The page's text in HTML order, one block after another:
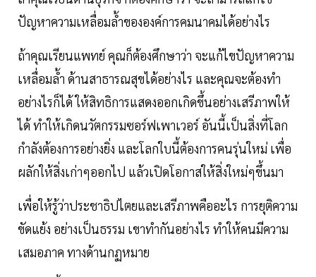
ปัญหาความเหลื่อมล้ำขององค์การคมนาคมได้อย่างไร
ถ้าคุณเรียนแพทย์ คุณก็ต้องศึกษาว่า จะแก้ไขปัญหาความ
เหลื่อมล้ำ ด้านสาธารณสุขได้อย่างไร และคุณจะต้องทำ
อย่างไรก็ได้ ให้สิทธิการแสดงออกเกิดขึ้นอย่างเสรีภาพให้
ได้ ทำให้เกิดนวัตกรรมซอร์ฟเพาเวอร์ อันนี้เป็นสิ่งที่โลก
กำลังต้องการอย่างยิ่ง และโลกใบนี้ต้องการคนรุ่นใหม่ เพื่อ
ผลักให้สิ่งเก่าๆออกไป แล้วเปิดโอกาสให้สิ่งใหม่ๆขึ้นมา
เพื่อให้รู้ว่าประชาธิปไตยและเสรีภาพคืออะไร การยุติความ
ขัดแย้ง อย่างเป็นธรรม เขาทำกันอย่างไร ทำให้คนมีความ
เสมอภาค ทางด้านกฏหมาย